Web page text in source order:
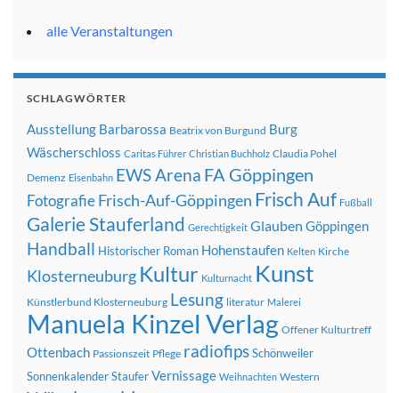
alle Veranstaltungen
SCHLAGWÖRTER
Ausstellung Barbarossa Beatrix von Burgund Burg
Wäscherschloss Caritas Führer Christian Buchholz Claudia Pohel
Demenz Eisenbahn EWS Arena FA Göppingen
FotografieFrisch-Auf-Göppingen Frisch Auf Fußball
Galerie Stauferland Gerechtigkeit Glauben Göppingen
Handball Historischer Roman Hohenstaufen Kelten Kirche
Klosterneuburg Kultur Kulturnacht Kunst
Künstlerbund Klosterneuburg Lesung literatur Malerei
Manuela Kinzel Verlag Offener Kulturtreff
Ottenbach Passionszeit Pflege radiofipsSchönweiler
SonnenkalenderStauferVernissage Weihnachten Western